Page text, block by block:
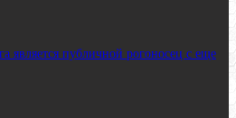
является публичной рогоносец с еще